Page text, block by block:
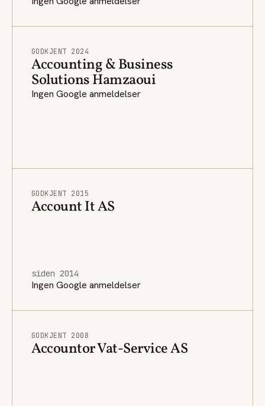
GODKJENT 2024
Accounting & Business
Solutions Hamzaoui
Ingen Google anmeldelser
GODKJENT 2015
Account It AS
siden 2014
Ingen Google anmeldelser
GODKJENT 2008
Accountor Vat-Service AS